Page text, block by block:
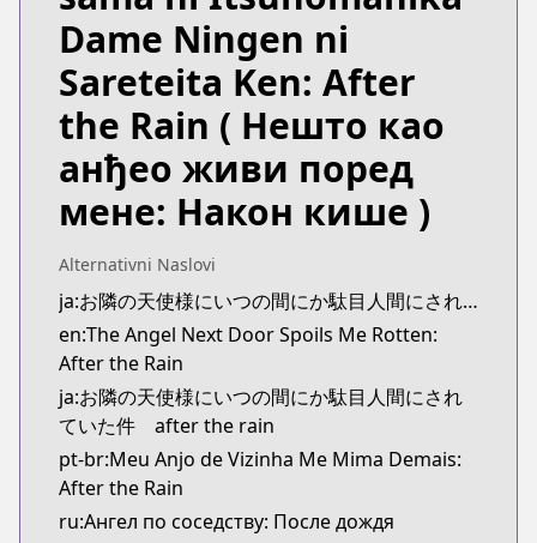
https://www.ganganonline.com/title/2019
CDJapan
https://www.anime-planet.com/manga/https://
MangaUpdates
MangaUpdates
https://www.mangaupdates.com/
novelUpdates
https://www.novelupdates.com/series/otonari-
Book☆Walker
Book☆Walker
https://bookwalker.jp/series/477679/list
Official English
https://global.manga-up.com/manga/649
Dame Ningen ni
Sareteita Ken: After
the Rain ( Нешто као
анђео живи поред
мене: Након кише )
Alternativni Naslovi
ja:お隣の天使様にいつの間にか駄目人間にされていた件 after the rain
en:The Angel Next Door Spoils Me Rotten:
After the Rain
ja:お隣の天使様にいつの間にか駄目人間にされ
ていた件 after the rain
pt-br:Meu Anjo de Vizinha Me Mima Demais:
After the Rain
ru:Ангел по соседству: После дождя